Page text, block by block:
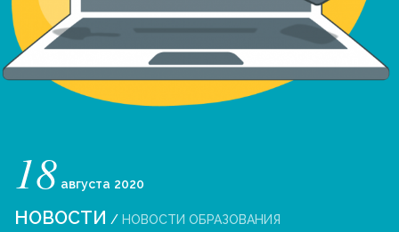
18 августа 2020
НОВОСТИ / НОВОСТИ ОБРАЗОВАНИЯ